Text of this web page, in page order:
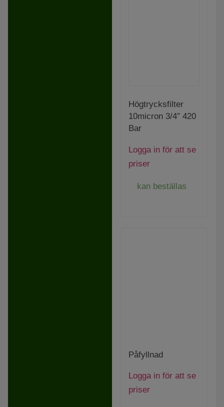
Högtrycksfilter
10micron 3/4″ 420
Bar
Logga in för att se
priser
kan beställas
Påfyllnad
Logga in för att se
priser